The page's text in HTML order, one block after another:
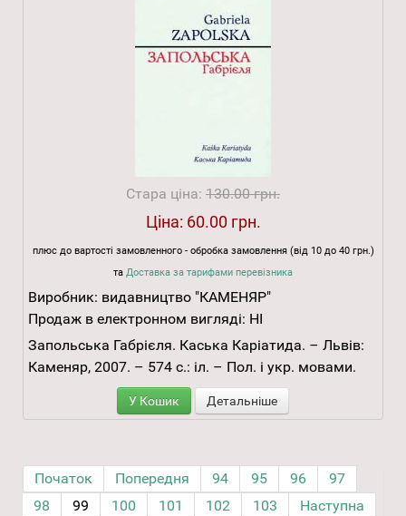
Стара ціна: 130.00 грн.
Ціна: 60.00 грн.
плюс до вартості замовленного - обробка замовлення (від 10 до 40 грн.)
та Доставка за тарифами перевізника
Виробник: видавництво "КАМЕНЯР"
Продаж в електронном вигляді: НІ
Запольська Габрієля. Каська Каріатида. – Львів:
Каменяр, 2007. – 574 с.: іл. – Пол. і укр. мовами.
У Кошик Детальніше
Початок Попередня 94 95 96
97
98
99 100 101 102 103
Наступна